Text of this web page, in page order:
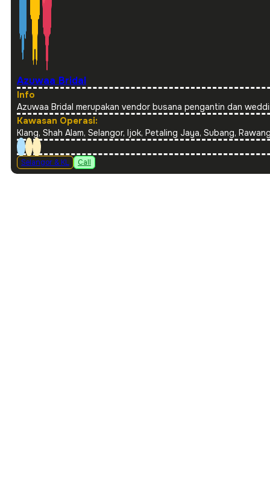
Azuwaa Bridal
Info
Azuwaa Bridal merupakan vendor busana pengantin dan
Kawasan Operasi:
Klang, Shah Alam, Selangor, Ijok, Petaling Jaya, Subang,
Selangor & KL Call